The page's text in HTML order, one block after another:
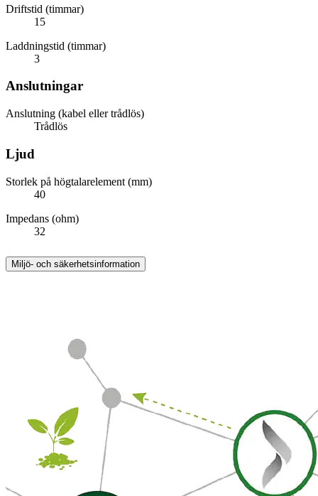
Driftstid (timmar)
15
Laddningstid (timmar)
3
Anslutningar
Anslutning (kabel eller trådlös)
Trådlös
Ljud
Storlek på högtalarelement (mm)
40
Impedans (ohm)
32
Miljö- och säkerhetsinformation